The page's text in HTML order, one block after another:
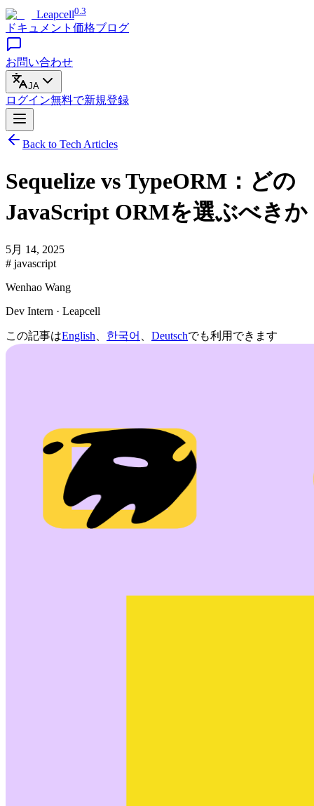
Leapcell0.3
ドキュメント 価格ブログ
お問い合わせ
JA
ログイン無料で新規登録
Back to Tech Articles
Sequelize vs TypeORM：どの
JavaScript ORMを選ぶべきか
5月 14, 2025
# javascript
Wenhao Wang
Dev Intern · Leapcell
この記事はEnglish 한국어 Deutschでも利用できます